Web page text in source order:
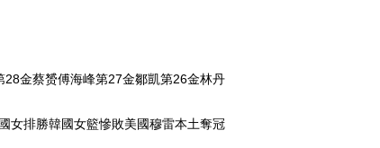
金蔡赟傅海峰第27金鄒凱第26金林丹
排勝韓國女籃慘敗美國穆雷本土奪冠